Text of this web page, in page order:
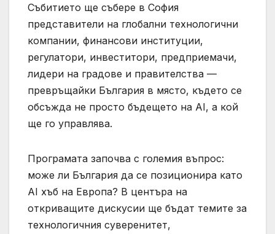
Събитието ще събере в София
представители на глобални технологични
компании, финансови институции,
регулатори, инвеститори, предприемачи,
лидери на градове и правителства —
превръщайки България в място, където се
обсъжда не просто бъдещето на AI, а кой
ще го управлява.
Програмата започва с големия въпрос:
може ли България да се позиционира като
AI хъб на Европа? В центъра на
откриващите дискусии ще бъдат темите за
технологичния суверенитет,